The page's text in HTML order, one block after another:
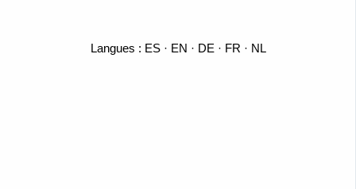
Langues : ES · EN · DE · FR · NL